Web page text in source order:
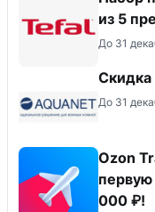
из 5
До 31
Скидка
До 31
Ozon
первую
000 ₽!